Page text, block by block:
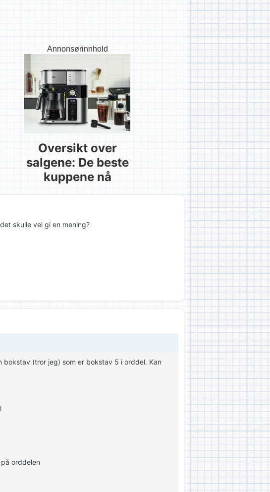
Annonsørinnhold
Oversikt over
salgene: De beste
kuppene nå
skulle vel gi en mening?
(tror jeg) som er bokstav 5 i orddel. Kan
orddelen